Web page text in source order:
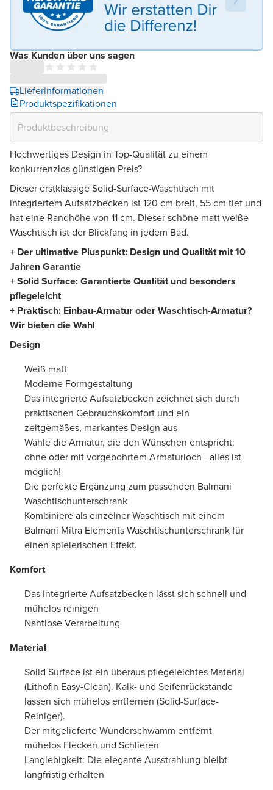
Was Kunden über uns sagen
Lieferinformationen
Produktspezifikationen
Hochwertiges Design in Top-Qualität zu einem
konkurrenzlos günstigen Preis?
Dieser erstklassige Solid-Surface-Waschtisch mit
integriertem Aufsatzbecken ist 120 cm breit, 55 cm tief und
hat eine Randhöhe von 11 cm. Dieser schöne matt weiße
Waschtisch ist der Blickfang in jedem Bad.
+ Der ultimative Pluspunkt: Design und Qualität mit 10
Jahren Garantie
+ Solid Surface: Garantierte Qualität und besonders
pflegeleicht
+ Praktisch: Einbau-Armatur oder Waschtisch-Armatur?
Wir bieten die Wahl
Design
Weiß matt
Moderne Formgestaltung
Das integrierte Aufsatzbecken zeichnet sich durch
praktischen Gebrauchskomfort und ein
zeitgemäßes, markantes Design aus
Wähle die Armatur, die den Wünschen entspricht:
ohne oder mit vorgebohrtem Armaturloch - alles ist
möglich!
Die perfekte Ergänzung zum passenden Balmani
Waschtischunterschrank
Kombiniere als einzelner Waschtisch mit einem
Balmani Mitra Elements Waschtischunterschrank für
einen spielerischen Effekt.
Komfort
Das integrierte Aufsatzbecken lässt sich schnell und
mühelos reinigen
Nahtlose Verarbeitung
Material
Solid Surface ist ein überaus pflegeleichtes Material
(Lithofin Easy-Clean). Kalk- und Seifenrückstände
lassen sich mühelos entfernen (Solid-Surface-
Reiniger).
Der mitgelieferte Wunderschwamm entfernt
mühelos Flecken und Schlieren
Langlebigkeit: Die elegante Ausstrahlung bleibt
langfristig erhalten